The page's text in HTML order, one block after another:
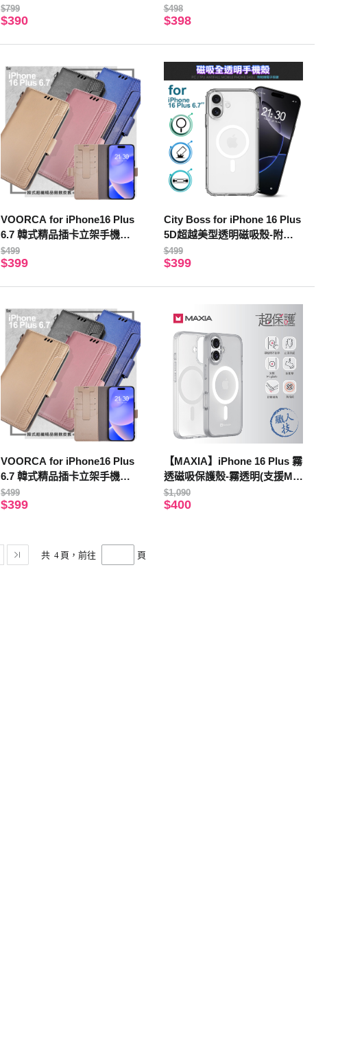
色)
$799
$390
$498
$398
VOORCA for iPhone16 Plus
6.7 韓式精品插卡立架手機皮
套(附手提吊帶)-奶茶
$499
$399
City Boss for iPhone 16 Plus
5D超越美型透明磁吸殼-附相
機電子按鍵
$499
$399
VOORCA for iPhone16 Plus
6.7 韓式精品插卡立架手機皮
套(附手提吊帶)-玫瑰金
$499
$399
【MAXIA】iPhone 16 Plus 霧
透磁吸保護殼-霧透明(支援Ma
gSafe i16 Plus)
$1,090
$400
共 4 頁，前往 頁